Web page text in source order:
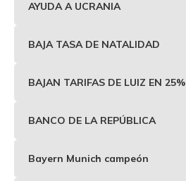
AYUDA A UCRANIA
BAJA TASA DE NATALIDAD
BAJAN TARIFAS DE LUIZ EN 25%
BANCO DE LA REPÚBLICA
Bayern Munich campeón